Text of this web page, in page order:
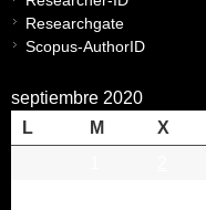
Researchgate
Scopus-AuthorID
septiembre 2020
L
M X